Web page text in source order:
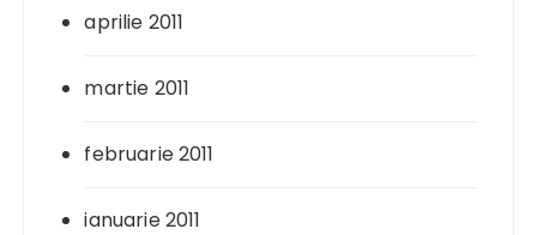
aprilie 2011
martie 2011
februarie 2011
ianuarie 2011